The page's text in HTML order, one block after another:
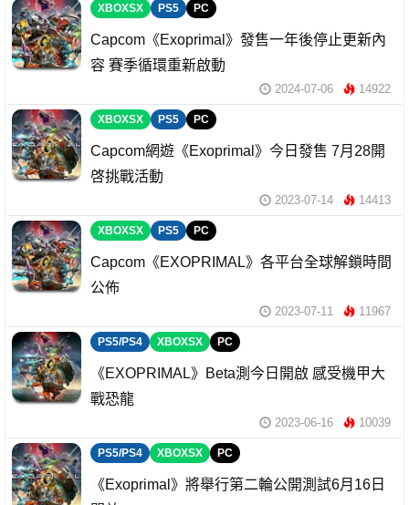
XBOXSX PS5 PC
Capcom《Exoprimal》發售一年後停止更新內
容 賽季循環重新啟動
2024-07-06 14922
XBOXSX PS5 PC
Capcom網遊《Exoprimal》今日發售 7月28開
啓挑戰活動
2023-07-14 14413
XBOXSX PS5 PC
Capcom《EXOPRIMAL》各平台全球解鎖時間
公佈
2023-07-11 11967
PS5/PS4 XBOXSX PC
《EXOPRIMAL》Beta測今日開啟 感受機甲大
戰恐龍
2023-06-16 10039
PS5/PS4 XBOXSX PC
《Exoprimal》將舉行第二輪公開測試6月16日